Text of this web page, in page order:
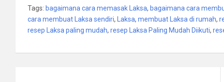
Tags: bagaimana cara memasak Laksa, bagaimana cara
cara membuat Laksa sendiri, Laksa, membuat Laksa di rumah,
resep Laksa paling mudah, resep Laksa Paling Mudah Diikuti,